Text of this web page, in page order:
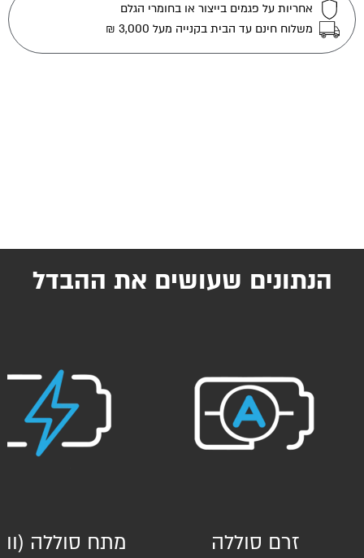
אחריות על פגמים בייצור או בחומרי הגלם
משלוח חינם עד הבית בקנייה מעל 3,000 ₪
הנתונים שעושים את ההבדל
זרם סוללה מתח סוללה